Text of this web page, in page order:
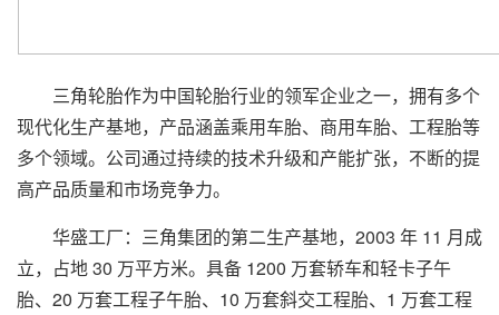
三角轮胎作为中国轮胎行业的领军企业之一，拥有多个
现代化生产基地，产品涵盖乘用车胎、商用车胎、工程胎等
多个领域。公司通过持续的技术升级和产能扩张，不断的提
高产品质量和市场竞争力。
华盛工厂：三角集团的第二生产基地，2003 年 11 月成
立，占地 30 万平方米。具备 1200 万套轿车和轻卡子午
胎、20 万套工程子午胎、10 万套斜交工程胎、1 万套工程